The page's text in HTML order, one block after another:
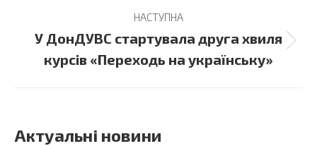
НАСТУПНА
Next
post:
У ДонДУВС стартувала друга хвиля
курсів «Переходь на українську»
Актуальні новини